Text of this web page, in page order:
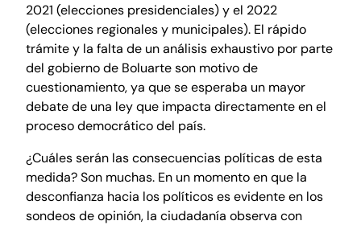
2021 (elecciones presidenciales) y el 2022
(elecciones regionales y municipales). El rápido
trámite y la falta de un análisis exhaustivo por parte
del gobierno de Boluarte son motivo de
cuestionamiento, ya que se esperaba un mayor
debate de una ley que impacta directamente en el
proceso democrático del país.
¿Cuáles serán las consecuencias políticas de esta
medida? Son muchas. En un momento en que la
desconfianza hacia los políticos es evidente en los
sondeos de opinión, la ciudadanía observa con